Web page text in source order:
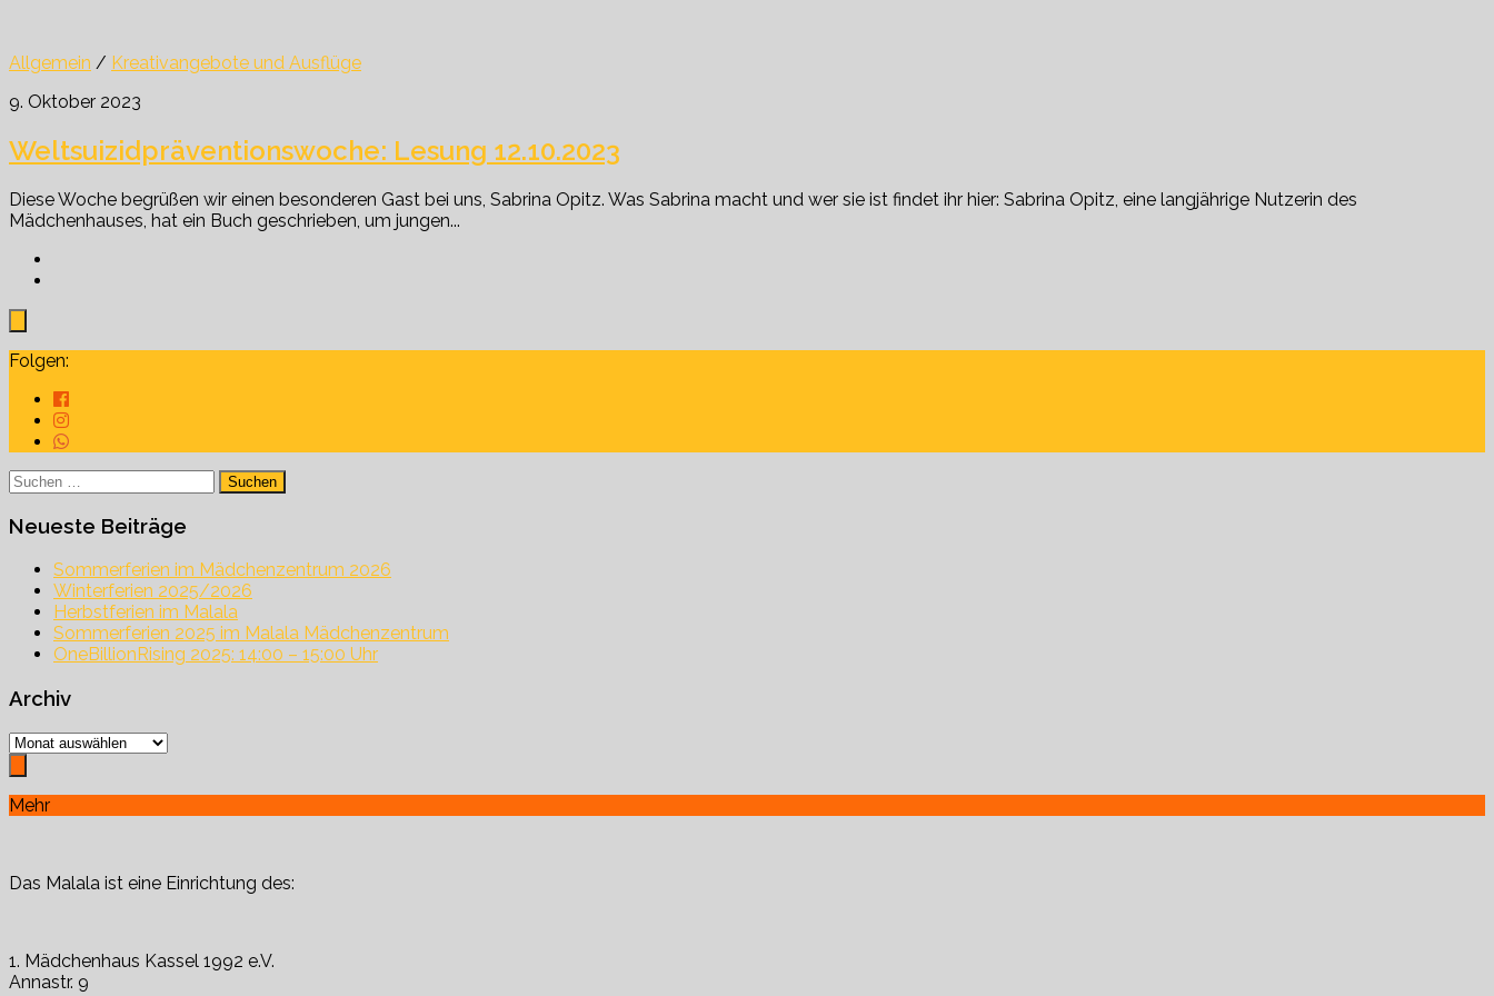
Allgemein / Kreativangebote und Ausflüge
9. Oktober 2023
Weltsuizidpräventionswoche: Lesung 12.10.2023
Diese Woche begrüßen wir einen besonderen Gast bei uns, Sabrina Opitz. Was Sabrina macht und wer sie ist findet ihr hier: Sabrina Opitz, eine langjährige Nutzerin des
Mädchenhauses, hat ein Buch geschrieben, um jungen...
Folgen:
Suchen
nach:
Neueste Beiträge
Sommerferien im Mädchenzentrum 2026
Winterferien 2025/2026
Herbstferien im Malala
Sommerferien 2025 im Malala Mädchenzentrum
OneBillionRising 2025: 14:00 – 15:00 Uhr
Archiv
Archiv
Mehr
Das Malala ist eine Einrichtung des:
1. Mädchenhaus Kassel 1992 e.V.
Annastr. 9